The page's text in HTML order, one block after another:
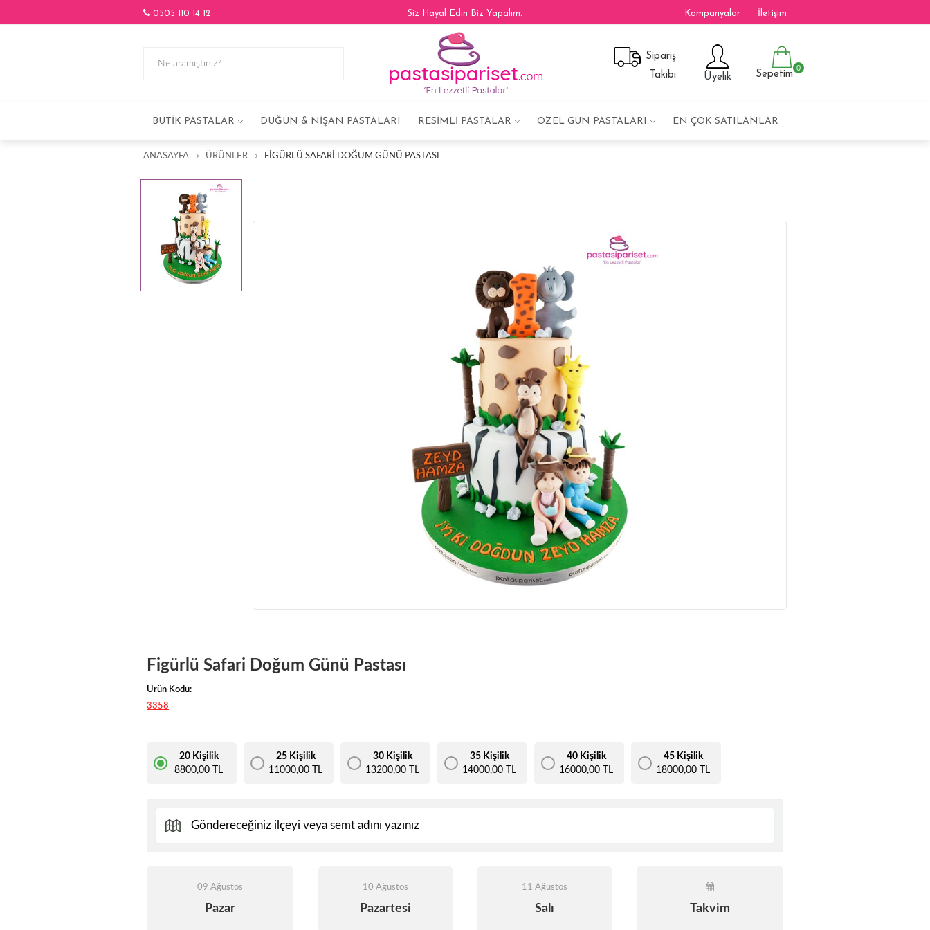
0505 110 14 12 Siz Hayal Edin Biz Yapalım. Kampanyalar İletişim
Sipariş
Takibi
Üyelik Sepetim
0
BUTIK PASTALAR DÜĞÜN & NIŞAN PASTALARI RESIMLI PASTALAR ÖZEL GÜN PASTALARI EN ÇOK SATILANLAR
ANASAYFA ÜRÜNLER FIGÜRLÜ SAFARI DOĞUM GÜNÜ PASTASI
Figürlü Safari Doğum Günü Pastası
Ürün Kodu:
3358
20 Kişilik
8800,00 TL
25 Kişilik
11000,00 TL
30 Kişilik
13200,00 TL
35 Kişilik
14000,00 TL
40 Kişilik
16000,00 TL
45 Kişilik
18000,00 TL
09 Ağustos
Pazar
10 Ağustos
Pazartesi
11 Ağustos
Salı Takvim